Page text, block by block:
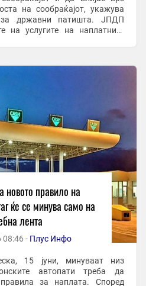
на сообраќајот, укажува
за државни патишта. ЈПДП
на услугите на наплатните
новото правило на
ќе се минува само на
лента
- Плус Инфо
15 јуни, минуваат низ
автопати треба да
за наплата. Според